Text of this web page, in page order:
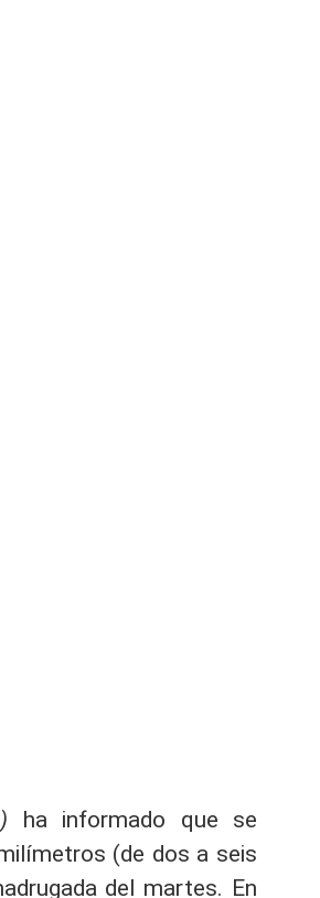
ha informado que se
(de dos a seis
del martes. En